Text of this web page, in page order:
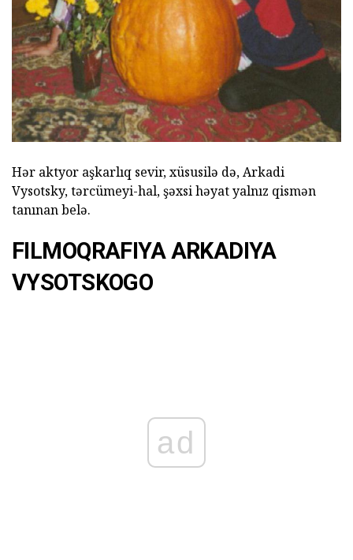
Hər aktyor aşkarlıq sevir, xüsusilə də, Arkadi
Vysotsky, tərcümeyi-hal, şəxsi həyat yalnız qismən
tanınan belə.
FILMOQRAFIYA ARKADIYA
VYSOTSKOGO
ad